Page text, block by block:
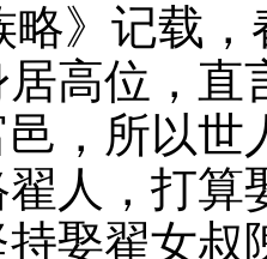
略》记载
高位，
邑，所以
人，打算
娶翟女叔